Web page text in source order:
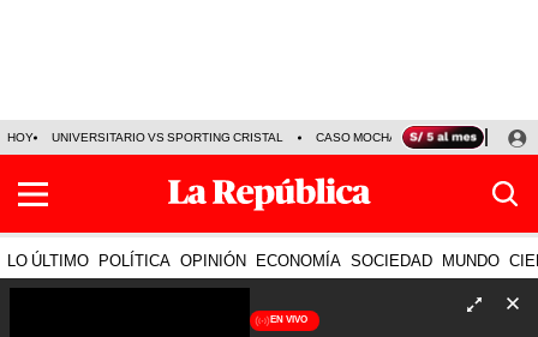
HOY UNIVERSITARIO VS SPORTING CRISTAL CASO MOCHASUELDOS
LO ÚLTIMO POLÍTICA OPINIÓN ECONOMÍA SOCIEDAD MUNDO
EN VIVO